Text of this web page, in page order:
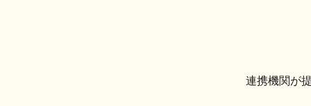
連携機関が